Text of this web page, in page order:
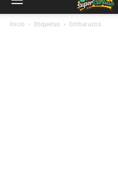
Inicio Etiquetas Embarazos